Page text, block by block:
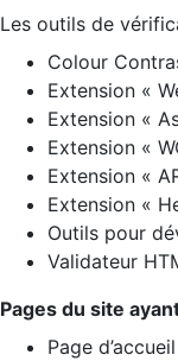
Les outils de
Colour
Extension «
Extension «
Extension «
Extension «
Extension «
Outils pour
Validateur
Pages du site
Page